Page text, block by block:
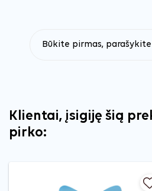
Būkite pirmas,
Klientai, įsigiję šią
pirko: